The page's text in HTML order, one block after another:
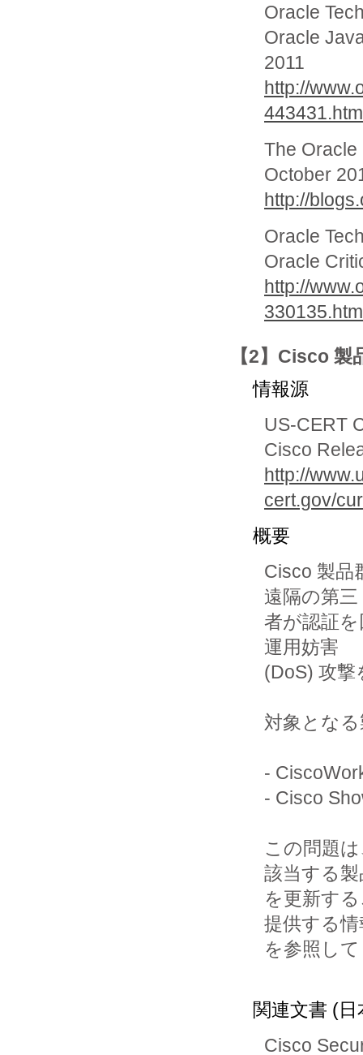
Oracle
Oracle
2011
http://
The Oracle
October
http://
Oracle
Oracle
http://
【2】Cisco
情報源
US-CERT
Cisco
http://
cert.gov/
概要
Cisco 製品
遠隔の第三
者が認証
運用妨害
(DoS) 攻
対象とな
-
- Cisco
この問題
該当する製
を更新す
提供する情
を参照し
関連文書 (日
Cisco